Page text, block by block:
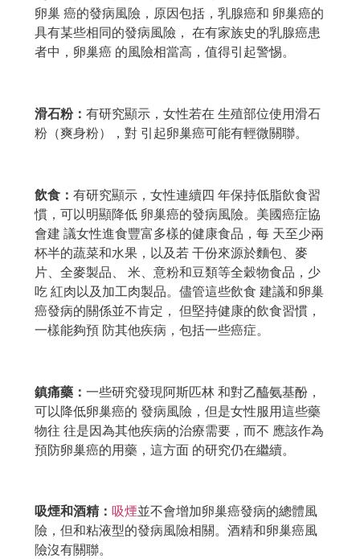
卵巢 癌的發病風險，原因包括，乳腺癌和 卵巢癌的
具有某些相同的發病風險， 在有家族史的乳腺癌患
者中，卵巢癌 的風險相當高，值得引起警惕。
滑石粉： 有研究顯示，女性若在 生殖部位使用滑石
粉（爽身粉），對 引起卵巢癌可能有輕微關聯。
飲食： 有研究顯示，女性連續四 年保持低脂飲食習
慣，可以明顯降低 卵巢癌的發病風險。美國癌症協
會建 議女性進食豐富多樣的健康食品，每 天至少兩
杯半的蔬菜和水果，以及若 干份來源於麵包、麥
片、全麥製品、 米、意粉和豆類等全穀物食品，少
吃 紅肉以及加工肉製品。儘管這些飲食 建議和卵巢
癌發病的關係並不肯定， 但堅持健康的飲食習慣，
一樣能夠預 防其他疾病，包括一些癌症。
鎮痛藥： 一些研究發現阿斯匹林 和對乙醯氨基酚，
可以降低卵巢癌的 發病風險，但是女性服用這些藥
物往 往是因為其他疾病的治療需要，而不 應該作為
預防卵巢癌的用藥，這方面 的研究仍在繼續。
吸煙和酒精： 吸煙並不會增加卵巢癌發病的總體風
險，但和粘液型的發病風險相關。酒精和卵巢癌風
險沒有關聯。